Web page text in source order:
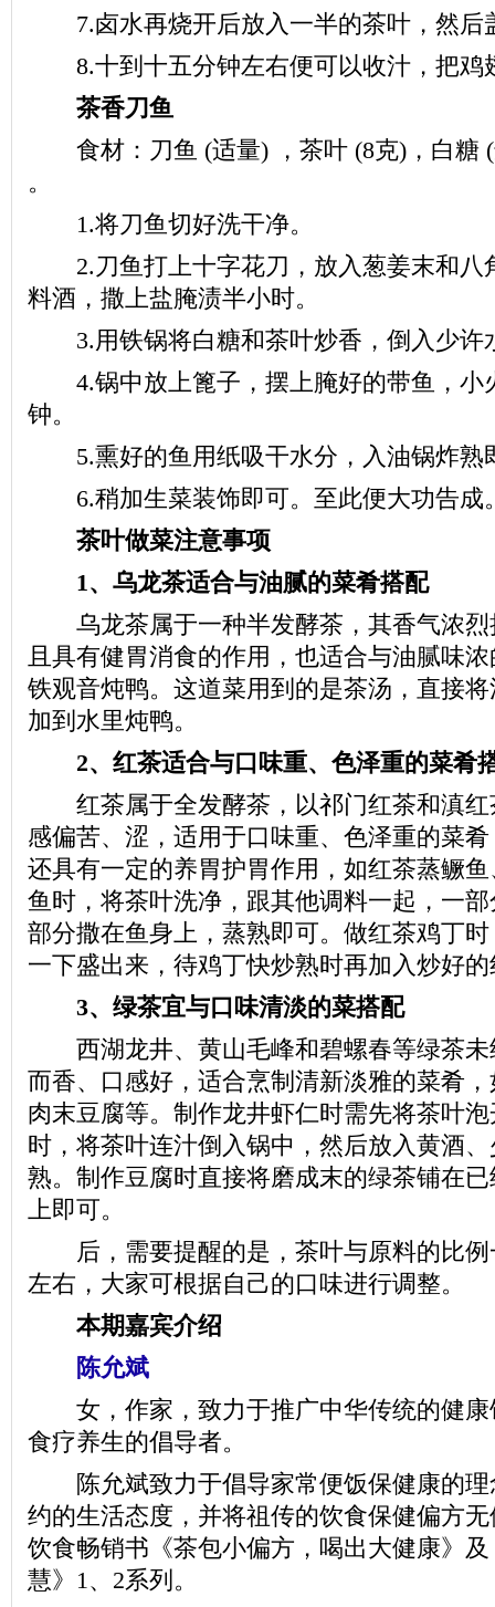
7.卤水再烧开后放入一半的茶叶，然后
8.十到十五分钟左右便可以收汁，把鸡
茶香刀鱼
食材：刀鱼 (适量) ，茶叶 (8克)，白糖 (
。
1.将刀鱼切好洗干净。
2.刀鱼打上十字花刀，放入葱姜末和八
料酒，撒上盐腌渍半小时。
3.用铁锅将白糖和茶叶炒香，倒入少许
4.锅中放上篦子，摆上腌好的带鱼，小
钟。
5.熏好的鱼用纸吸干水分，入油锅炸熟
6.稍加生菜装饰即可。至此便大功告成
茶叶做菜注意事项
1、乌龙茶适合与油腻的菜肴搭配
乌龙茶属于一种半发酵茶，其香气浓烈
且具有健胃消食的作用，也适合与油腻味
铁观音炖鸭。这道菜用到的是茶汤，直接
加到水里炖鸭。
2、红茶适合与口味重、色泽重的菜肴
红茶属于全发酵茶，以祁门红茶和滇红
感偏苦、涩，适用于口味重、色泽重的菜
还具有一定的养胃护胃作用，如红茶蒸鳜
鱼时，将茶叶洗净，跟其他调料一起，一
部分撒在鱼身上，蒸熟即可。做红茶鸡丁
一下盛出来，待鸡丁快炒熟时再加入炒好
3、绿茶宜与口味清淡的菜搭配
西湖龙井、黄山毛峰和碧螺春等绿茶未
而香、口感好，适合烹制清新淡雅的菜肴
肉末豆腐等。制作龙井虾仁时需先将茶叶
时，将茶叶连汁倒入锅中，然后放入黄酒
熟。制作豆腐时直接将磨成末的绿茶铺在
上即可。
后，需要提醒的是，茶叶与原料的比例
左右，大家可根据自己的口味进行调整。
本期嘉宾介绍
陈允斌
女，作家，致力于推广中华传统的健康
食疗养生的倡导者。
陈允斌致力于倡导家常便饭保健康的理
约的生活态度，并将祖传的饮食保健偏方
饮食畅销书《茶包小偏方，喝出大健康》
慧》1、2系列。